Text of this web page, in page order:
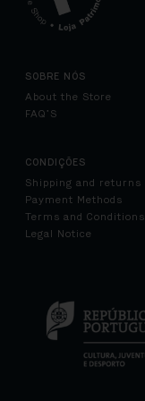
SOBRE NÓS
About the Store
FAQ’S
CONDIÇÕES
Shipping and returns
Payment Methods
Terms and Conditions
Legal Notice